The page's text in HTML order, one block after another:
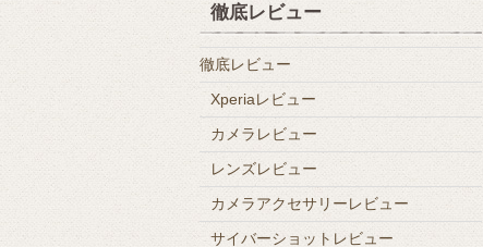
徹底レビュー
徹底レビュー
Xperiaレビュー
カメラレビュー
レンズレビュー
カメラアクセサリーレビュー
サイバーショットレビュー